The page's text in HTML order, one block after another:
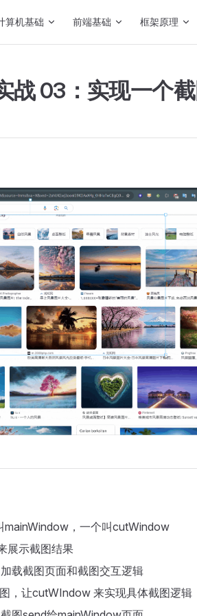
算机基础 前端基础 框架原理
战 03：实现一个
mainWindow，一个叫cutWindow
展示截图结果
载截图页面和截图交互逻辑
，让cutWIndow 来实现具体截图逻辑